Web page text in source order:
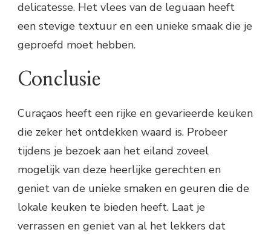
delicatesse. Het vlees van de leguaan heeft
een stevige textuur en een unieke smaak die je
geproefd moet hebben.
Conclusie
Curaçaos heeft een rijke en gevarieerde keuken
die zeker het ontdekken waard is. Probeer
tijdens je bezoek aan het eiland zoveel
mogelijk van deze heerlijke gerechten en
geniet van de unieke smaken en geuren die de
lokale keuken te bieden heeft. Laat je
verrassen en geniet van al het lekkers dat